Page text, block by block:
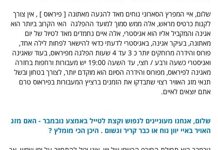
שלום, איי המפרץ הסארוני נוחים מאד להגעה מאתונה [ פיראוס ] , אין צורך
לקנות כרטיס מראש, אלה ממש סמוך למועד ההפלגה האי הקרוב ביותר הוא
אגינה והמקביל אליו הוא אגיסטרי, אלה איים נחמדים מאד לטיול של יום
מאתונה, בעיקר אגינה, באגיסטרי לדעתי כדאי להישאר לפחות לילה אחד,
פורוס והידרה מרוחקים יותר כ 3 עד 4 שעות הפלגה מפיראוס, בעוד שאגינה
ואגיסטרי כשעה ורבע / חצי, עד השעה 19:00 יש מעבורות ורחפות בחזרה
מאגינה לפיראוס, מפורוס והידרה הסיום הוא מוקדם יותר, לצורך בטחון ובשל
תנאי מזג האוויר רצוי שתבדקו את הזמנים ברציץ המעבורות בפיראוס טרם
אתם יוצאים לאיים.
שלום, אנחנו מעוניינים לנפוש וקצת לטייל באמצע נובמבר - האם מזג
האויר באיי יוון נוח או כבר קריר וגשום . היכן הכי מומלץ ?